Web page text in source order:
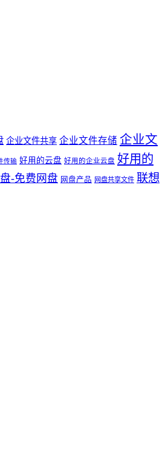
企业文件共享 企业文件存储 企业文
传输 好用的云盘 好用的企业云盘 好用的
-免费网盘 网盘产品 网盘共享文件 联想